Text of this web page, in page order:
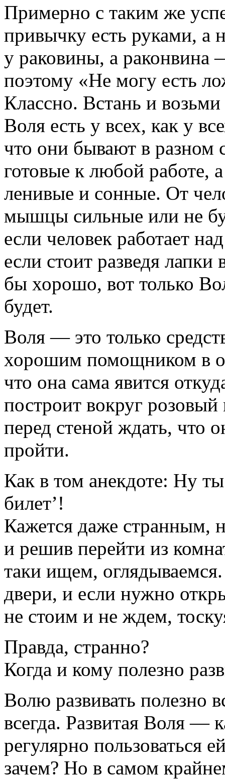
Примерно с таким же
привычку есть руками, а
у раковины, а раконвина
поэтому «Не могу есть
Классно. Встань и
Воля есть у всех, как у
что они бывают в разном
готовые к любой работе,
ленивые и сонные. От
мышцы сильные или не
если человек работает
если стоит разведя
бы хорошо, вот только
будет.
Воля — это только
хорошим помощником в
что она сама явится
построит вокруг
перед стеной ждать, что
пройти.
Как в том анекдоте: Ну
билет’!
Кажется даже странным,
и решив перейти из
таки ищем,
двери, и если нужно
не стоим и не ждем,
Правда, странно?
Когда и кому полезно
Волю развивать полезно
всегда. Развитая Воля —
регулярно пользоваться
зачем? Но в самом